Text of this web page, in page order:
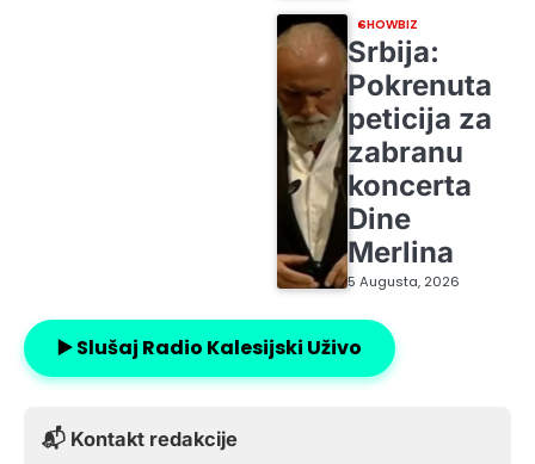
SHOWBIZ
Srbija:
Pokrenuta
peticija za
zabranu
koncerta
Dine
Merlina
5 Augusta, 2026
▶️ Slušaj Radio Kalesijski Uživo
📬 Kontakt redakcije